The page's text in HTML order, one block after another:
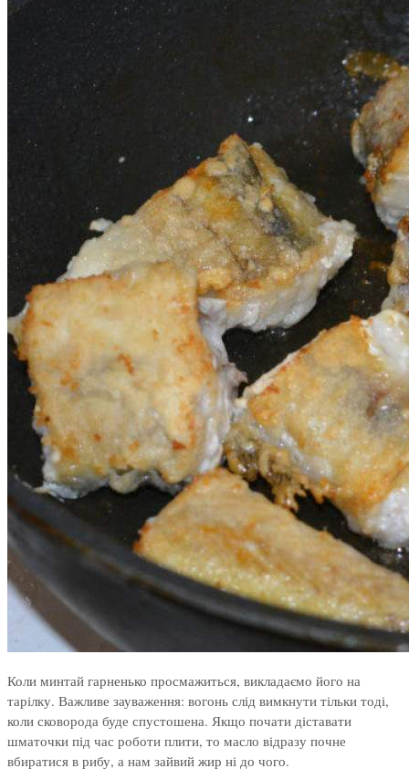
Коли минтай гарненько просмажиться, викладаємо його на
тарілку. Важливе зауваження: вогонь слід вимкнути тільки тоді,
коли сковорода буде спустошена. Якщо почати діставати
шматочки під час роботи плити, то масло відразу почне
вбиратися в рибу, а нам зайвий жир ні до чого.